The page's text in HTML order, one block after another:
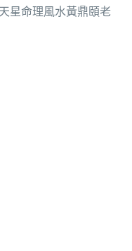
星命理風水黃鼎頤老